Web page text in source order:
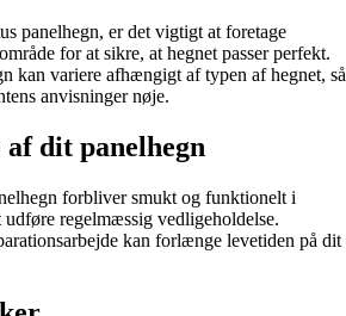
panelhegn, er det vigtigt at foretage
for at sikre, at hegnet passer perfekt.
kan variere afhængigt af typen af hegnet, så
anvisninger nøje.
af dit panelhegn
forbliver smukt og funktionelt i
udføre regelmæssig vedligeholdelse.
kan forlænge levetiden på dit